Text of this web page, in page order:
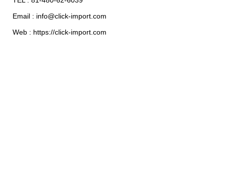
Email : info@click-import.com
Web : https://click-import.com